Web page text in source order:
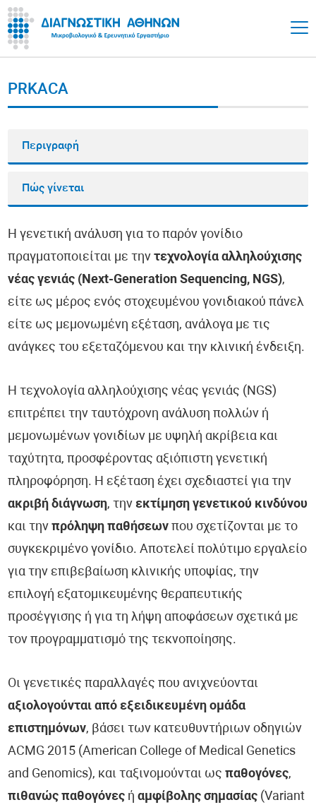
PRKACA
Περιγραφή
Πώς γίνεται
Η γενετική ανάλυση για το παρόν γονίδιο
πραγματοποιείται με τηντεχνολογία αλληλούχισης
νέας γενιάς (Next-Generation Sequencing, NGS),
είτε ως μέρος ενός στοχευμένου γονιδιακού πάνελ
είτε ως μεμονωμένη εξέταση, ανάλογα με τις
ανάγκες του εξεταζόμενου και την κλινική ένδειξη.
Η τεχνολογία αλληλούχισης νέας γενιάς (NGS)
επιτρέπει την ταυτόχρονη ανάλυση πολλών ή
μεμονωμένων γονιδίων με υψηλή ακρίβεια και
ταχύτητα, προσφέροντας αξιόπιστη γενετική
πληροφόρηση. Η εξέταση έχει σχεδιαστεί για την
ακριβή διάγνωση, τηνεκτίμηση γενετικού κινδύνου
και τηνπρόληψη παθήσεων που σχετίζονται με το
συγκεκριμένο γονίδιο. Αποτελεί πολύτιμο εργαλείο
για την επιβεβαίωση κλινικής υποψίας, την
επιλογή εξατομικευμένης θεραπευτικής
προσέγγισης ή για τη λήψη αποφάσεων σχετικά με
τον προγραμματισμό της τεκνοποίησης.
Οι γενετικές παραλλαγές που ανιχνεύονται
αξιολογούνται από εξειδικευμένη ομάδα
επιστημόνων, βάσει των κατευθυντήριων οδηγιών
ACMG 2015 (American College of Medical Genetics
and Genomics), και ταξινομούνται ωςπαθογόνες,
πιθανώς παθογόνες ήαμφίβολης σημασίας (Variant